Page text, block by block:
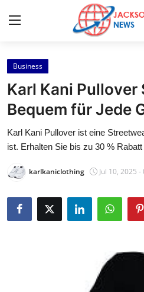
Home
Press Release
Contact
Privacy Policy
News Network
Submit Press Release
Business
Karl Kani Pullover
Bequem für Jede
Karl Kani Pullover ist eine
ist. Erhalten Sie bis zu 30 %
karlkaniclothing Jul 10, 2025 -